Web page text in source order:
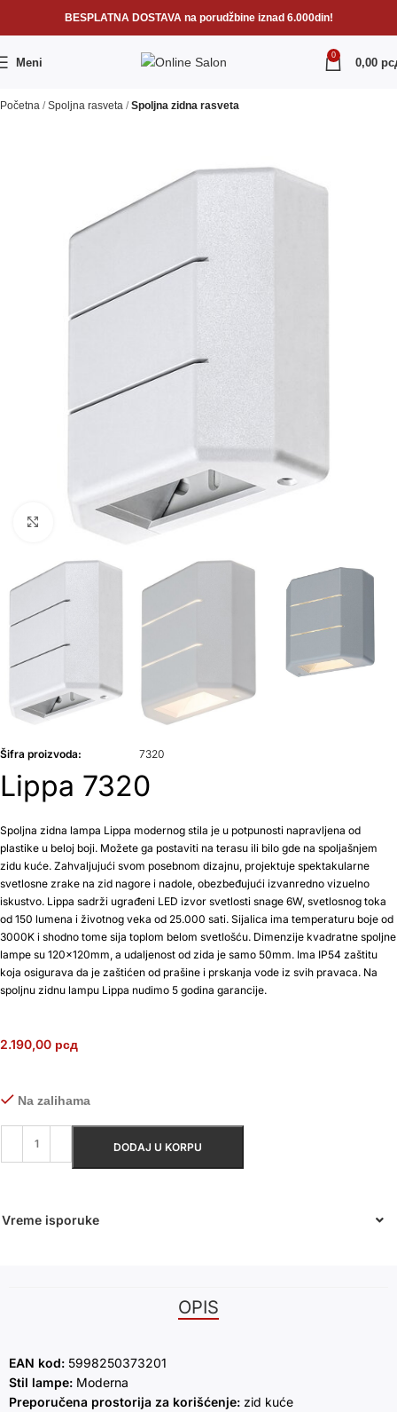
BESPLATNA DOSTAVA na porudžbine iznad 6.000din!
Meni
0
0,00
Početna Spoljna rasveta Spoljna zidna rasveta
Klikni da uvećaš
Šifra proizvoda: 7320
Lippa 7320
Spoljna zidna lampa Lippa modernog stila je u potpunosti napravljena od
plastike u beloj boji. Možete ga postaviti na terasu ili bilo gde na spoljašnjem
zidu kuće. Zahvaljujući svom posebnom dizajnu, projektuje spektakularne
svetlosne zrake na zid nagore i nadole, obezbeđujući izvanredno vizuelno
iskustvo. Lippa sadrži ugrađeni LED izvor svetlosti snage 6W, svetlosnog toka
od 150 lumena i životnog veka od 25.000 sati. Sijalica ima temperaturu boje od
3000K i shodno tome sija toplom belom svetlošću. Dimenzije kvadratne spoljne
lampe su 120x120mm, a udaljenost od zida je samo 50mm. Ima IP54 zaštitu
koja osigurava da je zaštićen od prašine i prskanja vode iz svih pravaca. Na
spoljnu zidnu lampu Lippa nudimo 5 godina garancije.
2.190,00 рсд
Na zalihama
DODAJ U KORPU
Vreme isporuke
OPIS
EAN kod: 5998250373201
Stil lampe: Moderna
Preporučena prostorija za korišćenje: zid kuće